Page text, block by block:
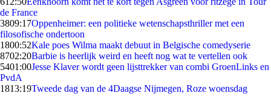
de France
3809:17Oppenheimer: een politieke wetenschapsthriller met een
filosofische ondertoon
1800:52Kale poes Wilma maakt debuut in Belgische comedyserie
8702:20Barbie is heerlijk weird en heeft nog wat te vertellen ook
5401:00Jesse Klaver wordt geen lijsttrekker van combi GroenLinks en
PvdA
1813:19Tweede dag van de 4Daagse Nijmegen, Roze woensdag